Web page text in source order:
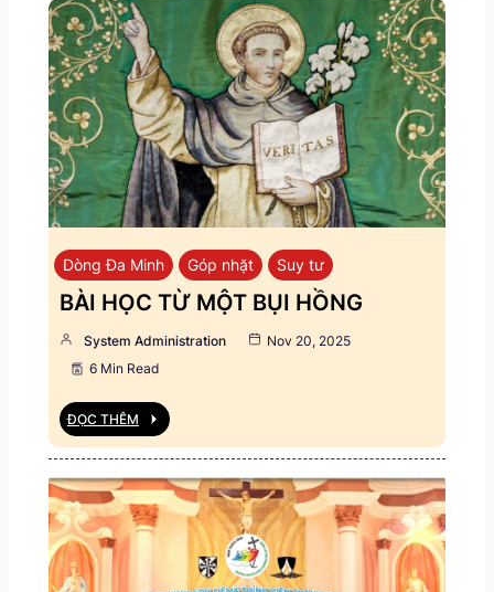
Dòng Đa Minh Góp nhặt Suy tư
BÀI HỌC TỪ MỘT BỤI HỒNG
System Administration
Nov 20, 2025
6 Min Read
ĐỌC THÊM